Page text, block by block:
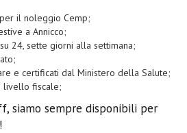
il noleggio Cemp;
a Annicco;
24, sette giorni alla settimana;
e certificati dal Ministero della Salute;
livello fiscale;
siamo sempre disponibili per